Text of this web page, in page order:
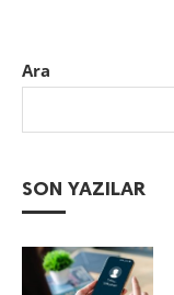
Ara
SON YAZILAR